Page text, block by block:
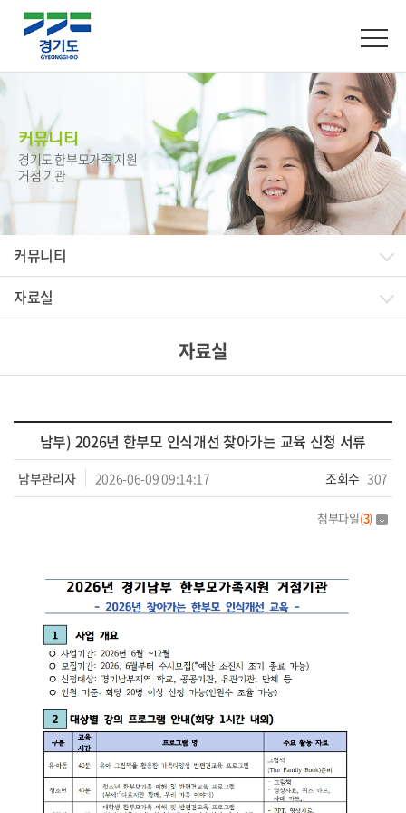
커뮤니티
경기도 한부모가족 지원
거점 기관
커뮤니티
자료실
자료실
남부) 2026년 한부모 인식개선 찾아가는 교육 신청 서류
남부관리자 2026-06-09 09:14:17 조회수 307
첨부파일(3)